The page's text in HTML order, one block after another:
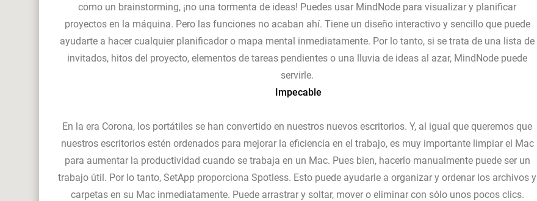
como un brainstorming, ¡no una tormenta de ideas! Puedes usar MindNode para visualizar y planificar
proyectos en la máquina. Pero las funciones no acaban ahí. Tiene un diseño interactivo y sencillo que puede
ayudarte a hacer cualquier planificador o mapa mental inmediatamente. Por lo tanto, si se trata de una lista de
invitados, hitos del proyecto, elementos de tareas pendientes o una lluvia de ideas al azar, MindNode puede
servirle.
Impecable
En la era Corona, los portátiles se han convertido en nuestros nuevos escritorios. Y, al igual que queremos que
nuestros escritorios estén ordenados para mejorar la eficiencia en el trabajo, es muy importante limpiar el Mac
para aumentar la productividad cuando se trabaja en un Mac. Pues bien, hacerlo manualmente puede ser un
trabajo útil. Por lo tanto, SetApp proporciona Spotless. Esto puede ayudarle a organizar y ordenar los archivos y
carpetas en su Mac inmediatamente. Puede arrastrar y soltar, mover o eliminar con sólo unos pocos clics.